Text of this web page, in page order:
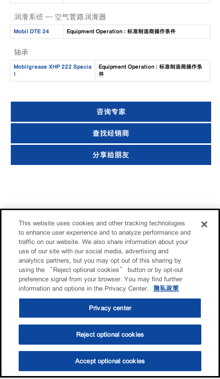
选油助手 查找门店
润滑系统 — 空气管路润滑器
Mobil DTE 24 Equipment Operation : 标准制造商操作条件
轴承
Mobilgrease XHP 222 Specia
Equipment Operation : 标准制造商操作条
件
咨询专家
查找经销商
分享给朋友
This website uses cookies and other tracking technologies
to enhance user experience and to analyze performance and
traffic on our website. We also share information about your
use of our site with our social media, advertising and
analytics partners, but you may opt out of this sharing by
using the “Reject optional cookies” button or by opt-out
preference signal from your browser. You may find further
information and options in the Privacy Center.
隐私政策
Privacy center
Reject optional cookies
Accept optional cookies